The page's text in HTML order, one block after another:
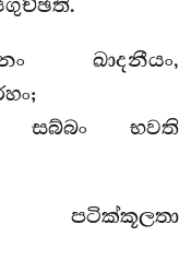
ඛාදනීයං,
සබ්බං භවති
පටික්කූලතා